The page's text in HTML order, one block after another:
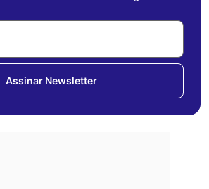
Assinar Newsletter